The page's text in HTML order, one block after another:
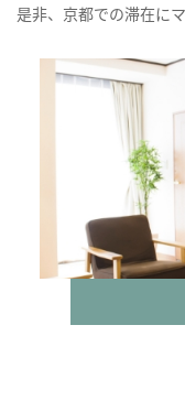
是非、京都での滞在に